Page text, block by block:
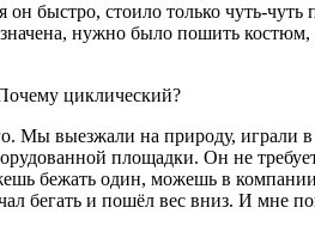
быстро, стоило только чуть-
нужно было пошить
циклический?
Мы выезжали на природу, играли
площадки. Он не
бежать один, можешь в
бегать и пошёл вес вниз. И мне